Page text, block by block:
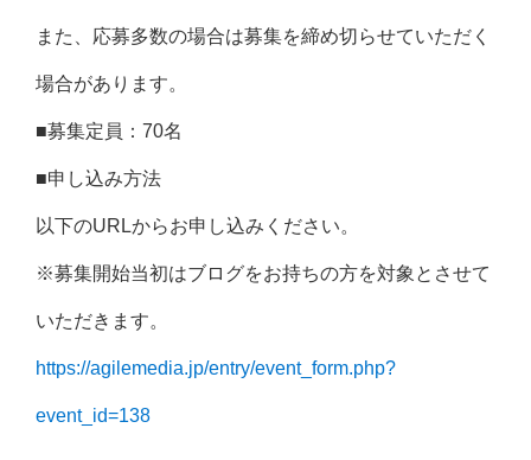
また、応募多数の場合は募集を締め切らせていただく
場合があります。
■募集定員：70名
■申し込み方法
以下のURLからお申し込みください。
※募集開始当初はブログをお持ちの方を対象とさせて
いただきます。
https://agilemedia.jp/entry/event_form.php?
event_id=138